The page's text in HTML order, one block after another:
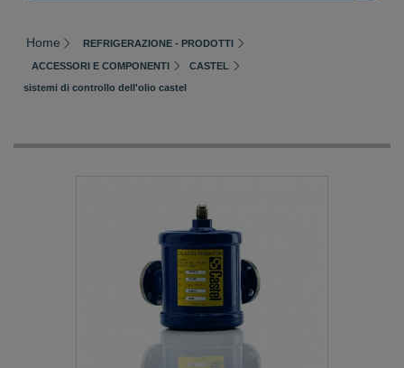
Home REFRIGERAZIONE - PRODOTTI
ACCESSORI E COMPONENTI
CASTEL
sistemi di controllo dell'olio castel